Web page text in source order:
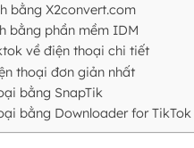
bằng X2convert.com
bằng phần mềm IDM
về điện thoại chi tiết
thoại đơn giản nhất
bằng SnapTik
bằng Downloader for TikTok